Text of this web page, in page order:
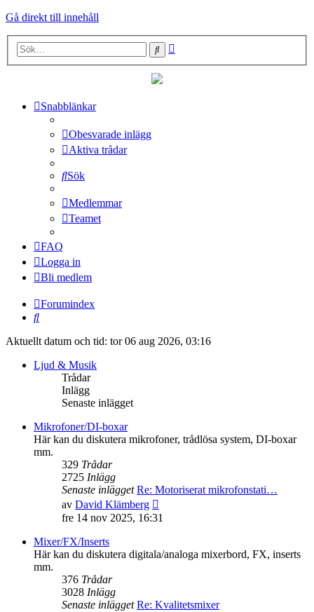
Gå direkt till innehåll
Sök
Snabblänkar
Obesvarade inlägg
Aktiva trådar
Sök
Medlemmar
Teamet
FAQ
Logga in
Bli medlem
Forumindex
Sök
Aktuellt datum och tid: tor 06 aug 2026, 03:16
Ljud & Musik
Trådar
Inlägg
Senaste inlägget
Mikrofoner/DI-boxar
Här kan du diskutera mikrofoner, trådlösa system, DI-boxar
mm.
329 Trådar
2725 Inlägg
Senaste inlägget Re: Motoriserat mikrofonstati…
av David Klämberg
till
inlägget
fre 14 nov 2025, 16:31
Mixer/FX/Inserts
Här kan du diskutera digitala/analoga mixerbord, FX, inserts
mm.
376 Trådar
3028 Inlägg
Senaste inlägget Re: Kvalitetsmixer